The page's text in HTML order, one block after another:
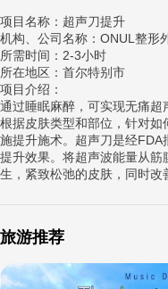
项目名称：超声刀提升
机构、公司名称：ONUL整形
所需时间：2-3小时
所在地区：首尔特别市
项目介绍：
通过睡眠麻醉，可实现无痛超
根据皮肤类型和部位，针对
施提升施术。超声刀是经
提升效果。将超声波能量从
生，紧致松弛的皮肤，同时改
旅游推荐